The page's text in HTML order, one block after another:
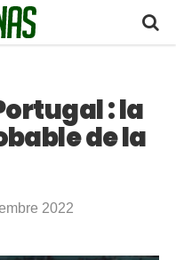
: la
de la
2022